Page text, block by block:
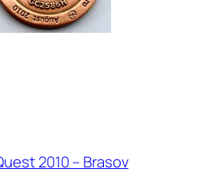
2010 – Brasov